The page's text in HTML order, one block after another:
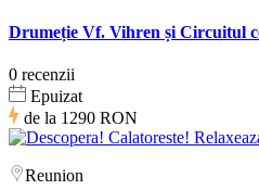
Drumeție Vf. Vihren și Circuitul
0 recenzii
Epuizat
de la 1290 RON
Reunion